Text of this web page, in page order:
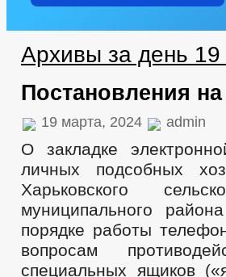
Архивы за день
Постановления на
19 марта, 2024 admin
О закладке
личных подсобных
Харьковского
муниципального
порядке работы
вопросам
специальных ящиков